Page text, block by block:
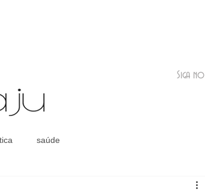
Social
Siga no
saúde